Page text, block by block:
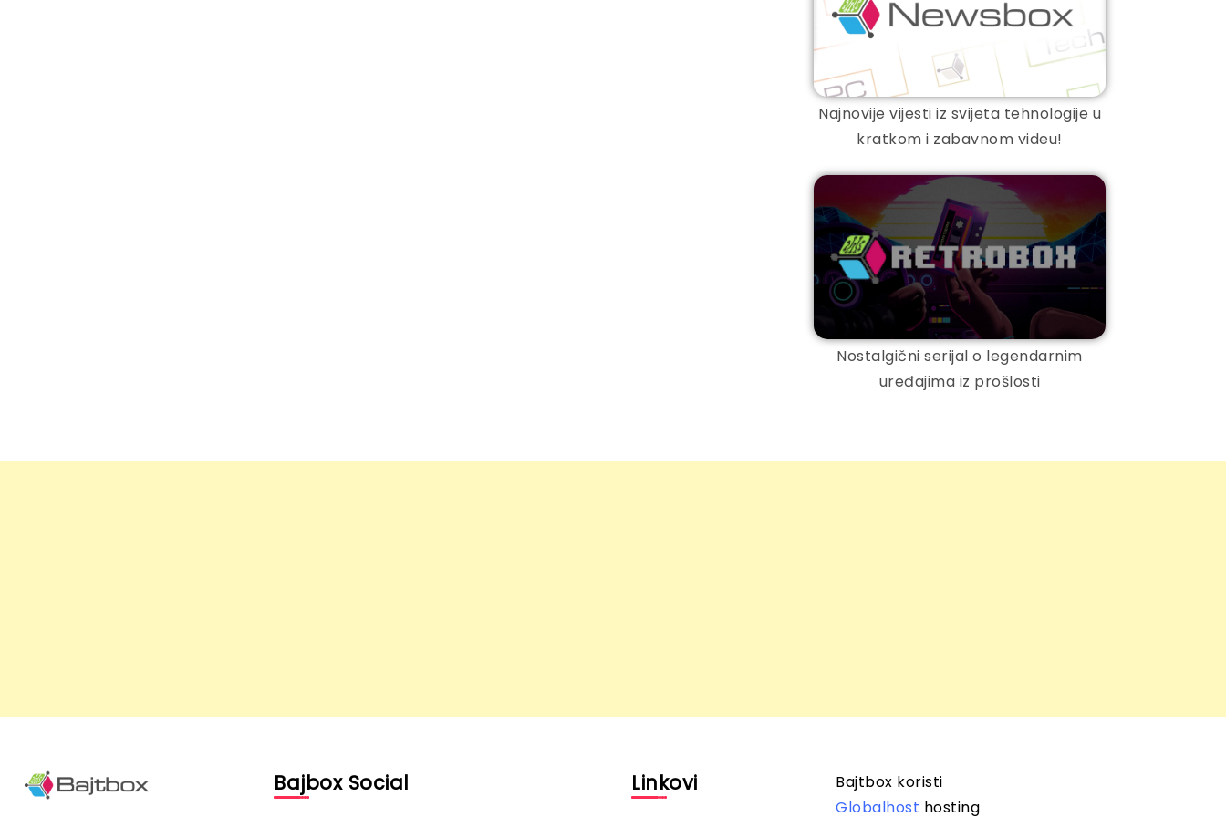
Najnovije vijesti iz svijeta tehnologije u
kratkom i zabavnom videu!
Nostalgični serijal o legendarnim
uređajima iz prošlosti
Bajbox Social Linkovi
Bajtbox koristi
Globalhost hosting